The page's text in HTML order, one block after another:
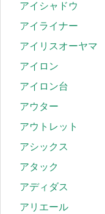
アイシャドウ
アイライナー
アイリスオーヤマ
アイロン
アイロン台
アウター
アウトレット
アシックス
アタック
アディダス
アリエール